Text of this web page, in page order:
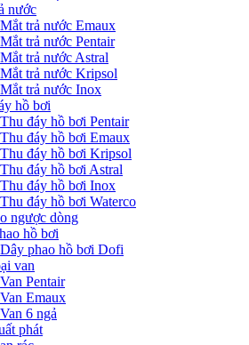
nước
Mắt trả nước Emaux
Mắt trả nước Pentair
Mắt trả nước Astral
Mắt trả nước Kripsol
Mắt trả nước Inox
hồ bơi
Thu đáy hồ bơi Pentair
Thu đáy hồ bơi Emaux
Thu đáy hồ bơi Kripsol
Thu đáy hồ bơi Astral
Thu đáy hồ bơi Inox
Thu đáy hồ bơi Waterco
ngược dòng
hồ bơi
Dây phao hồ bơi Dofi
van
Van Pentair
Van Emaux
Van 6 ngả
phát